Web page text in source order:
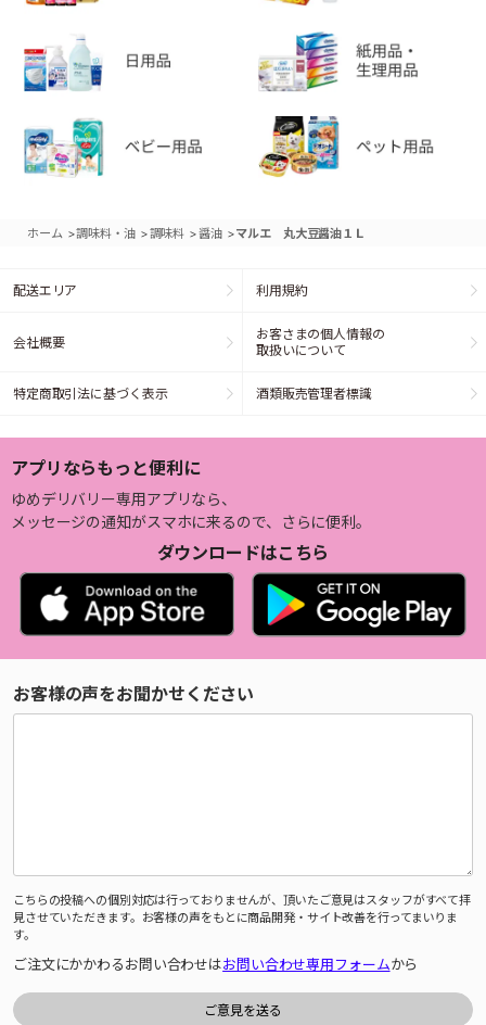
ホーム >調味料・油 >調味料 >醤油 >マルエ 丸大豆醤油１Ｌ
配送エリア 利用規約
会社概要
お客さまの個人情報の
取扱いについて
特定商取引法に基づく表示 酒類販売管理者標識
アプリならもっと便利に
ゆめデリバリー専用アプリなら、
メッセージの通知がスマホに来るので、さらに便利。
ダウンロードはこちら
お客様の声をお聞かせください
こちらの投稿への個別対応は行っておりませんが、頂いたご意見はスタッフがすべて拝
見させていただきます。お客様の声をもとに商品開発・サイト改善を行ってまいりま
す。
ご注文にかかわるお問い合わせはお問い合わせ専用フォームから